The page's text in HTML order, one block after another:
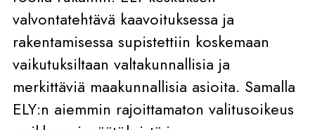
valvontatehtävä kaavoituksessa ja
rakentamisessa supistettiin koskemaan
vaikutuksiltaan valtakunnallisia ja
merkittäviä maakunnallisia asioita. Samalla
ELY:n aiemmin rajoittamaton valitusoikeus